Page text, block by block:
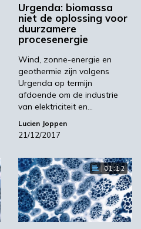
Urgenda: biomassa
niet de oplossing voor
duurzamere
procesenergie
Wind, zonne-energie en
geothermie zijn volgens
Urgenda op termijn
afdoende om de industrie
van elektriciteit en…
Lucien Joppen
21/12/2017
01:12